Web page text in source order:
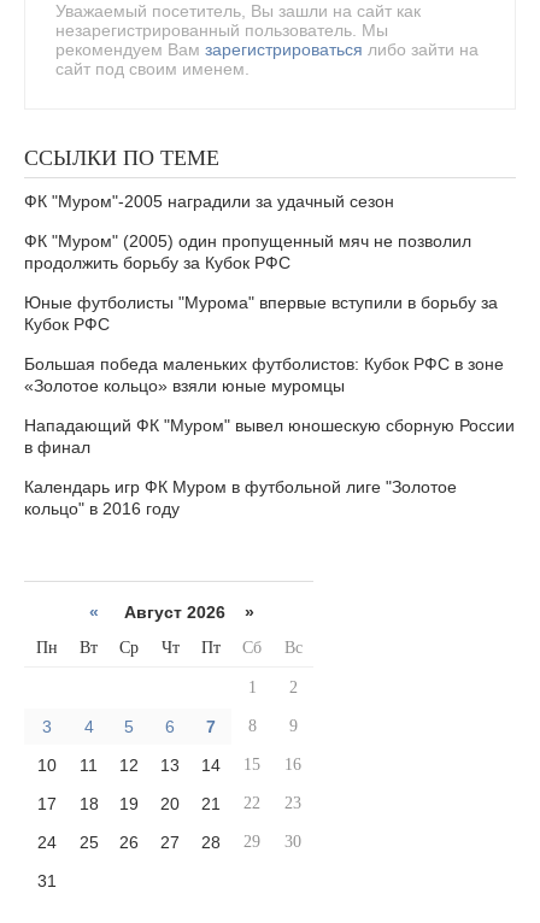
Уважаемый посетитель, Вы зашли на сайт как
незарегистрированный пользователь. Мы
рекомендуем Вам зарегистрироваться либо зайти на
сайт под своим именем.
ССЫЛКИ ПО ТЕМЕ
ФК "Муром"-2005 наградили за удачный сезон
ФК "Муром" (2005) один пропущенный мяч не позволил
продолжить борьбу за Кубок РФС
Юные футболисты "Мурома" впервые вступили в борьбу за
Кубок РФС
Большая победа маленьких футболистов: Кубок РФС в зоне
«Золотое кольцо» взяли юные муромцы
Нападающий ФК "Муром" вывел юношескую сборную России
в финал
Календарь игр ФК Муром в футбольной лиге "Золотое
кольцо" в 2016 году
« Август 2026 »
Пн Вт Ср Чт Пт Сб Вс
1 2
3 4 5 6 7 8 9
10 11 12 13 14 15 16
17 18 19 20 21 22 23
24 25 26 27 28 29 30
31